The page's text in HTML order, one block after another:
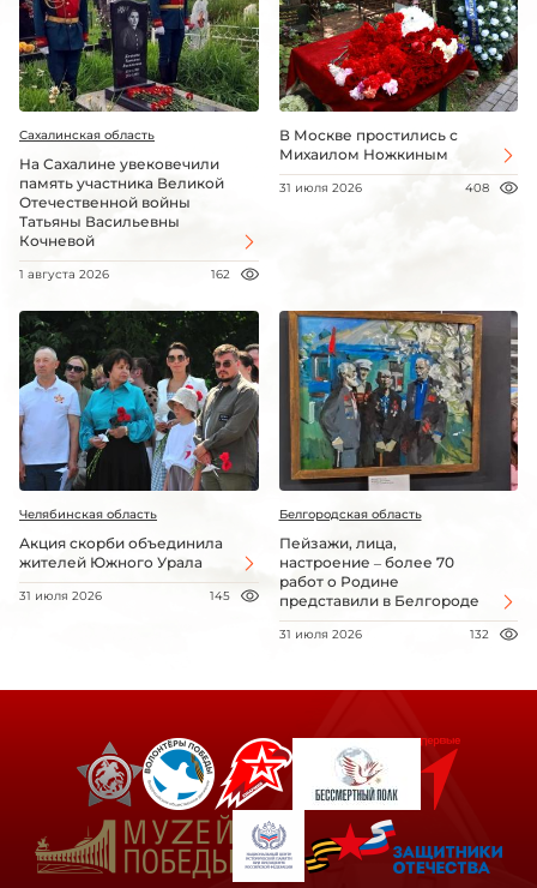
Сахалинская область
На Сахалине увековечили
память участника Великой
Отечественной войны
Татьяны Васильевны
Кочневой
1 августа 2026 162
В Москве простились с
Михаилом Ножкиным
31 июля 2026 408
Челябинская область
Акция скорби объединила
жителей Южного Урала
31 июля 2026 145
Белгородская область
Пейзажи, лица,
настроение – более 70
работ о Родине
представили в Белгороде
31 июля 2026 132